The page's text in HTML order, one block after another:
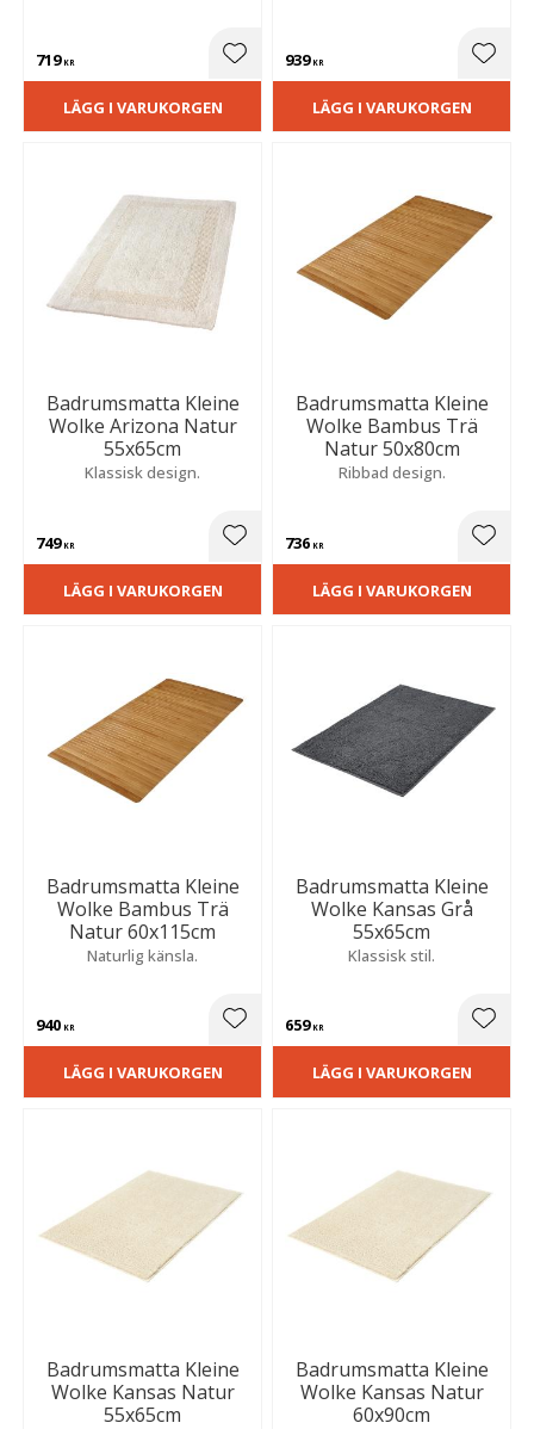
719KR Lägg till i favoriter
LÄGG I VARUKORGEN
939KR
LÄGG I VARUKORGEN
Badrumsmatta Kleine
Wolke Arizona Natur
55x65cm
Klassisk design.
749KR Lägg till i favoriter
LÄGG I VARUKORGEN
Badrumsmatta Kleine
Wolke Bambus Trä
Natur 50x80cm
Ribbad design.
736 KR
LÄGG I VARUKORGEN
Badrumsmatta Kleine
Wolke Bambus Trä
Natur 60x115cm
Naturlig känsla.
940 KR Lägg till i favoriter
LÄGG I VARUKORGEN
Badrumsmatta Kleine
Wolke Kansas Grå
55x65cm
Klassisk stil.
659KR
LÄGG I VARUKORGEN
Badrumsmatta Kleine
Wolke Kansas Natur
55x65cm
Badrumsmatta Kleine
Wolke Kansas Natur
60x90cm